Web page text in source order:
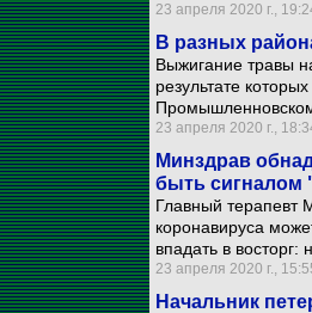
23 апреля 2020 г.,
В разных
Выжигание травы
результате
23 апреля 2020 г.,
Минздрав
быть сигналом
Главный терапевт
коронавируса
впадать в
23 апреля 2020 г.,
Начальник